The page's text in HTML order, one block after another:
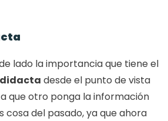
desde el punto de vista
que otro ponga la información
cosa del pasado, ya que ahora